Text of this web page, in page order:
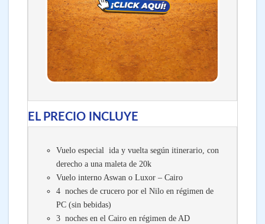
EL PRECIO INCLUYE
Vuelo especial ida y vuelta según itinerario, con
derecho a una maleta de 20k
Vuelo interno Aswan o Luxor – Cairo
4 noches de crucero por el Nilo en régimen de
PC (sin bebidas)
3 noches en el Cairo en régimen de AD